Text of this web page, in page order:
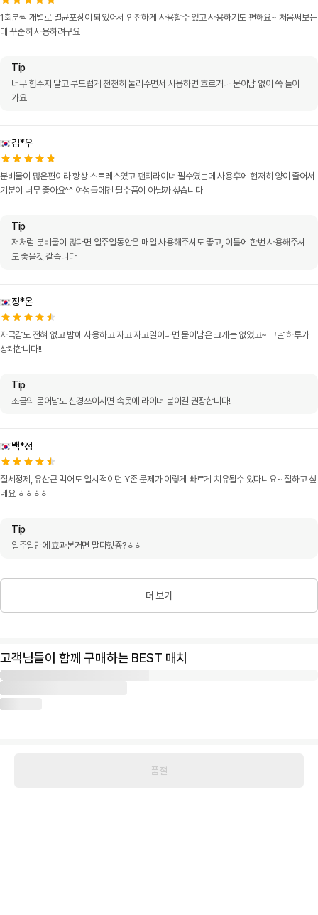
1회분씩 개별로 멸균포장이 되있어서 안전하게 사용할수 있고 사용하기도 편해요~ 처음써보는
데 꾸준히 사용하려구요
Tip
너무 힘주지 말고 부드럽게 천천히 눌러주면서 사용하면 흐르거나 묻어남 없이 쏙 들어
가요
김*우
분비물이 많은편이라 항상 스트레스였고 팬티라이너 필수였는데 사용후에 현저히 양이 줄어서
기분이 너무 좋아요^^ 여성들에겐 필수품이 아닐까 싶습니다
Tip
저처럼 분비물이 많다면 일주일동안은 매일 사용해주셔도 좋고, 이틀에 한번 사용해주셔
도 좋을것 같습니다
정*온
자극감도 전혀 없고 밤에 사용하고 자고 자고일어나면 묻어남은 크게는 없었고~ 그날 하루가
상쾌합니다!!
Tip
조금의 묻어남도 신경쓰이시면 속옷에 라이너 붙이길 권장합니다!
백*정
질세정제, 유산균 먹어도 일시적이던 Y존 문제가 이렇게 빠르게 치유될수 있다니요~ 절하고 싶
네요 ㅎㅎㅎㅎ
Tip
일주일만에 효과본거면 말다했죵?ㅎㅎ
더 보기
고객님들이 함께 구매하는 BEST 매치
품절